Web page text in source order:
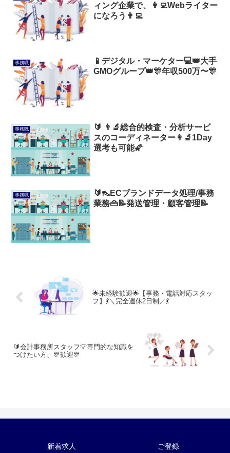
ィング企業で、👩‍💻Webライター
になろう👨‍💻
事務職
📱デジタル・マーケター💻️👑大手
GMOグループ👑🎊年収500万〜🎊
事務職
🔰 👨‍🔬総合的検査・分析サービ
スのコーディネーター👩‍🔬1Day
選考も可能🌠
事務職
🔰👠ECブランドデータ処理/事務
業務👜📝発送管理・顧客管理📝
🌟未経験歓迎🌟【事務・電話対応スタッ
フ】💃＼完全週休2日制／💃
🔰会計事務所スタッフ💡専門的な知識を
つけたい方、🎊歓迎🎊
新着求人 ご登録